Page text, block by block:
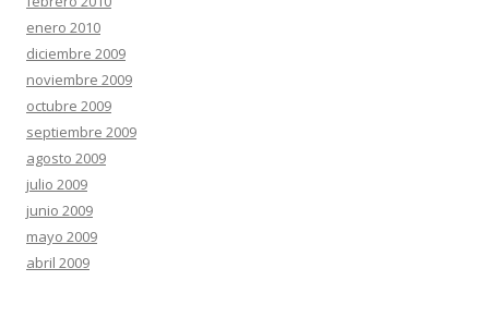
enero 2010
diciembre 2009
noviembre 2009
octubre 2009
septiembre 2009
agosto 2009
julio 2009
junio 2009
mayo 2009
abril 2009